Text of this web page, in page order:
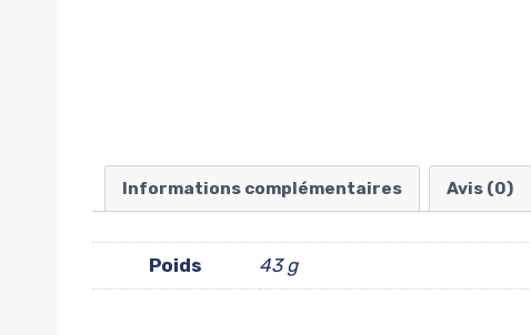
Informations complémentaires Avis (0)
Poids 43 g